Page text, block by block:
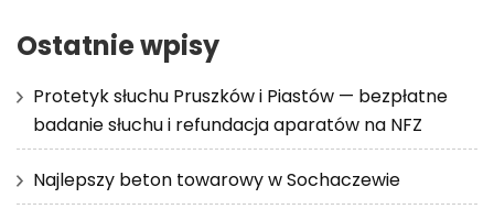
Ostatnie wpisy
Protetyk słuchu Pruszków i Piastów — bezpłatne
badanie słuchu i refundacja aparatów na NFZ
Najlepszy beton towarowy w Sochaczewie